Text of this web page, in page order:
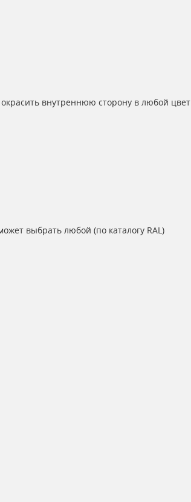
внутреннюю сторону в любой цвет
выбрать любой (по каталогу RAL)